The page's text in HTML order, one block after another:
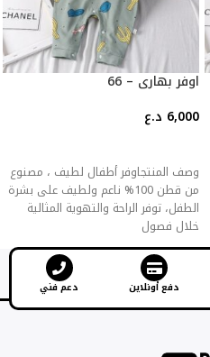
اوفر بهاري – 66
6,000 د.ع
وصف المنتجاوفر أطفال لطيف ، مصنوع
من قطن 100% ناعم ولطيف على بشرة
الطفل، توفر الراحة والتهوية المثالية
خلال فصول
دفع أونلاين دعم فني